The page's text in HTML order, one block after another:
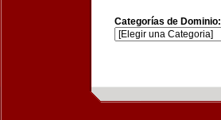
Categorías de Dominio: